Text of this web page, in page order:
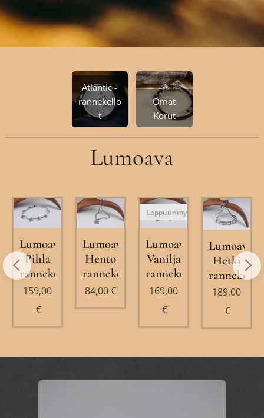
Atlantic -
rannekello
t
Omat
Korut
Lumoava
Lumoava
Pihla
rannekoru
159,00
€
Lumoava
Hento
rannekoru
84,00€
Lumoava
Vanilja
rannekoru
Loppuunmyyty
169,00
€
Lumoava
Hetki
rannekoru
189,00
€